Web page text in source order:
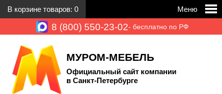
В корзине товаров: 0 Меню
8 (800) 550-23-02- бесплатно по РФ
МУРОМ-МЕБЕЛЬ
Официальный сайт компании
в Санкт-Петербурге